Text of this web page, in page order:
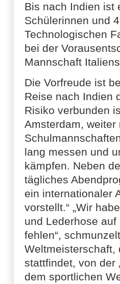
Bis nach Indien ist
Schülerinnen und
Technologischen
bei der
Mannschaft
Die Vorfreude ist
Reise nach Indien
Risiko verbunden
Amsterdam,
lang messen und
kämpfen. Neben
tägliches
ein internationaler
vorstellt.“ „Wir
und Lederhose
fehlen“,
Weltmeisterschaft,
stattfindet, von der
dem sportlichen